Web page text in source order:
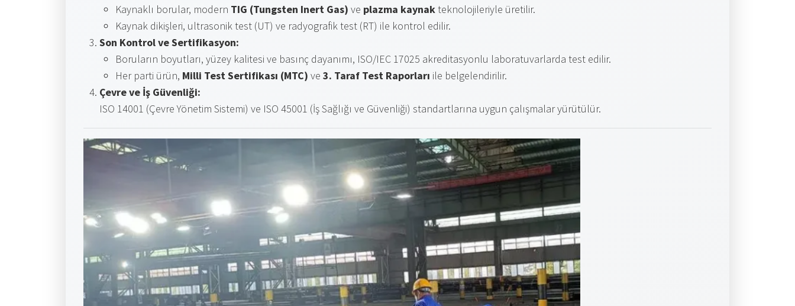
Kaynaklı borular, modern TIG (Tungsten Inert Gas) ve plazma kaynakteknolojileriyle üretilir.
Kaynak dikişleri, ultrasonik test (UT) ve radyografik test (RT) ile kontrol edilir.
Son Kontrol ve Sertifikasyon:
Boruların boyutları, yüzey kalitesi ve basınç dayanımı, ISO/IEC 17025 akreditasyonlu laboratuvarlarda test edilir.
Her parti ürün, Milli Test Sertifikası (MTC) ve 3. Taraf Test Raporları ile belgelendirilir.
Çevre ve İş Güvenliği:
ISO 14001 (Çevre Yönetim Sistemi) ve ISO 45001 (İş Sağlığı ve Güvenliği) standartlarına uygun çalışmalar yürütülür.